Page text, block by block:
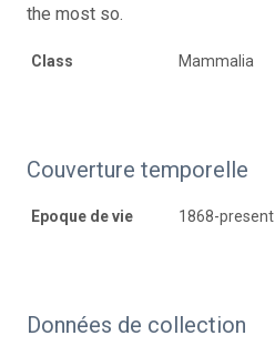
the most so.
Class Mammalia
Couverture temporelle
Epoque de vie 1868-present
Données de collection